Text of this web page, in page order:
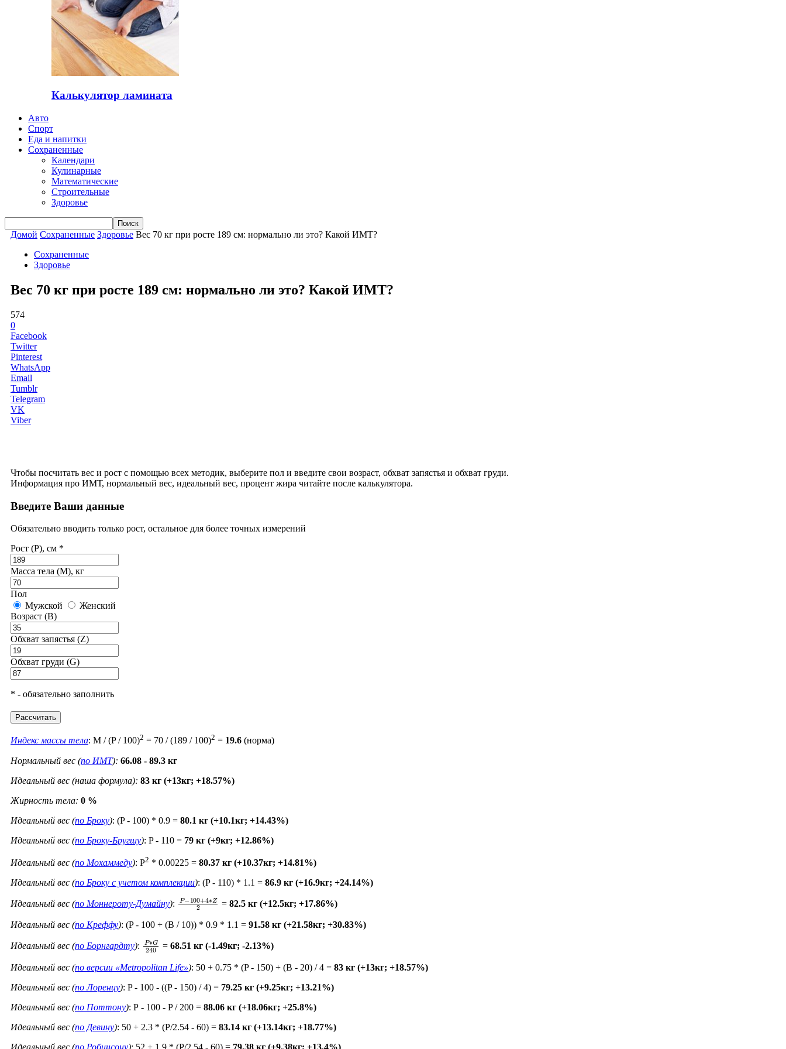
Калькулятор ламината
Авто
Спорт
Еда и напитки
Сохраненные
Календари
Кулинарные
Математические
Строительные
Здоровье
Домой Сохраненные Здоровье Вес 70 кг при росте 189 см: нормально ли это? Какой ИМТ?
Сохраненные
Здоровье
Вес 70 кг при росте 189 см: нормально ли это? Какой ИМТ?
574
0
Facebook
Twitter
Pinterest
WhatsApp
Email
Tumblr
Telegram
VK
Viber
Чтобы посчитать вес и рост с помощью всех методик, выберите пол и введите свои возраст, обхват запястья и обхват груди.
Информация про ИМТ, нормальный вес, идеальный вес, процент жира читайте после калькулятора.
Введите Ваши данные
Обязательно вводить только рост, остальное для более точных измерений
Рост (P), см *
Масса тела (M), кг
Пол
Мужской
Женский
Возраст (B)
Обхват запястья (Z)
Обхват груди (G)
* - обязательно заполнить
Рассчитать
Индекс массы тела: M / (P / 100)2 = 70 / (189 / 100)2 = 19.6 (норма)
Нормальный вес (по ИМТ): 66.08 - 89.3 кг
Идеальный вес (наша формула): 83 кг (+13кг; +18.57%)
Жирность тела: 0 %
Идеальный вес (по Броку): (P - 100) * 0.9 = 80.1 кг (+10.1кг; +14.43%)
Идеальный вес (по Броку-Бругшу): P - 110 = 79 кг (+9кг; +12.86%)
Идеальный вес (по Мохаммеду): P2 * 0.00225 = 80.37 кг (+10.37кг; +14.81%)
Идеальный вес (по Броку c учетом комплекции): (P - 110) * 1.1 = 86.9 кг (+16.9кг; +24.14%)
Идеальный вес (по Моннероту-Думайну): P− 100 +4∗ 2
=82.5 кг (+12.5кг; +17.86%)
Идеальный вес (по Креффу): (P - 100 + (B / 10)) * 0.9 * 1.1 = 91.58 кг (+21.58кг; +30.83%)
Идеальный вес (по Борнгардту): P∗G 240
=68.51 кг (-1.49кг; -2.13%)
Идеальный вес (по версии «Metropolitan Life»): 50 + 0.75 * (P - 150) + (B - 20) / 4 = 83 кг (+13кг; +18.57%)
Идеальный вес (по Лоренцу): P - 100 - ((P - 150) / 4) = 79.25 кг (+9.25кг; +13.21%)
Идеальный вес (по Поттону): Р - 100 - P / 200 = 88.06 кг (+18.06кг; +25.8%)
Идеальный вес (по Девину): 50 + 2.3 * (P/2.54 - 60) = 83.14 кг (+13.14кг; +18.77%)